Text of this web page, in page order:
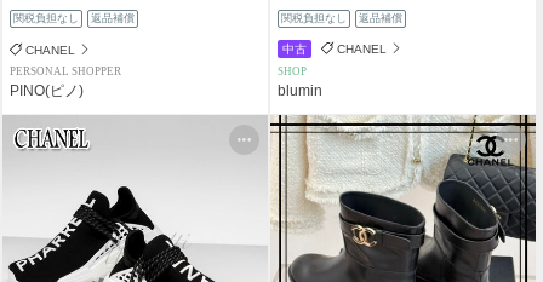
関税負担なし 返品補償
CHANEL
PERSONAL SHOPPER
PINO(ピノ)
関税負担なし 返品補償
中古 CHANEL
SHOP
blumin